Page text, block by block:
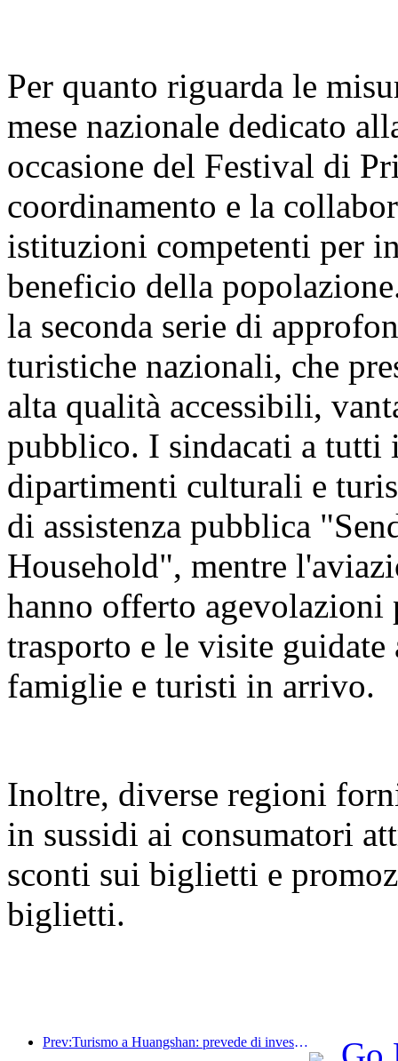
Per quanto riguarda le
mese nazionale dedicato
occasione del Festival di
coordinamento e la
istituzioni competenti per
beneficio della
la seconda serie di
turistiche nazionali, che
alta qualità accessibili,
pubblico. I sindacati a
dipartimenti culturali e
di assistenza pubblica
Household", mentre
hanno offerto
trasporto e le visite
famiglie e turisti in arrivo.
Inoltre, diverse regioni
in sussidi ai consumatori
sconti sui biglietti e
biglietti.
Prev:Turismo a Huangshan: prevede di investire 530 milioni di yuan nella ristrutturazione degli hotel